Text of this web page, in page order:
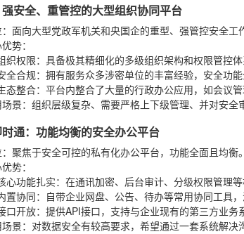
安全、重管控的大型组织协同平台
：面向大型党政军机关和央国企的重型、强管控安全工
势：
织权限：具备极其精细化的多级组织架构和权限管控
全合规：拥有服务众多涉密单位的丰富经验，安全功
态整合：平台内整合了大量的行政办公应用，如会议
景：组织层级复杂、需要严格上下级管理、并对安全
通：功能均衡的安全办公平台
：聚焦于安全可控的私有化办公平台，功能全面且均衡。
势：
心功能扎实：在通讯加密、后台审计、分级权限管理
置协同：自带企业网盘、公告、待办等常用协同工具
口开放：提供API接口，支持与企业现有的第三方业务
景：对数据安全有较高要求，希望通过一套系统解决